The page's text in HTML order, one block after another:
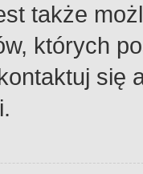
także
których
się